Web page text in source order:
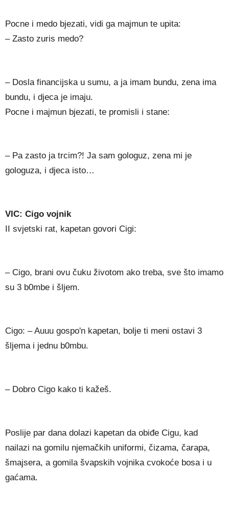
Pocne i medo bjezati, vidi ga majmun te upita:
– Zasto zuris medo?
– Dosla financijska u sumu, a ja imam bundu, zena ima
bundu, i djeca je imaju.
Pocne i majmun bjezati, te promisli i stane:
– Pa zasto ja trcim?! Ja sam gologuz, zena mi je
gologuza, i djeca isto…
VIC: Cigo vojnik
II svjetski rat, kapetan govori Cigi:
– Cigo, brani ovu čuku životom ako treba, sve što imamo
su 3 b0mbe i šljem.
Cigo: – Auuu gospo'n kapetan, bolje ti meni ostavi 3
šljema i jednu b0mbu.
– Dobro Cigo kako ti kažeš.
Poslije par dana dolazi kapetan da obiđe Cigu, kad
nailazi na gomilu njemačkih uniformi, čizama, čarapa,
šmajsera, a gomila švapskih vojnika cvokoće bosa i u
gaćama.